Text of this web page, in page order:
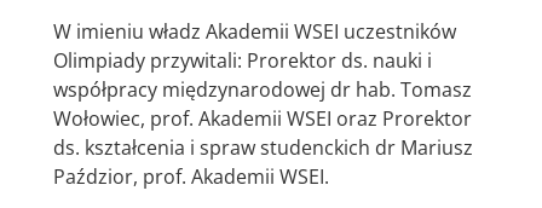
W imieniu władz Akademii WSEI uczestników
Olimpiady przywitali: Prorektor ds. nauki i
współpracy międzynarodowej dr hab. Tomasz
Wołowiec, prof. Akademii WSEI oraz Prorektor
ds. kształcenia i spraw studenckich dr Mariusz
Paździor, prof. Akademii WSEI.